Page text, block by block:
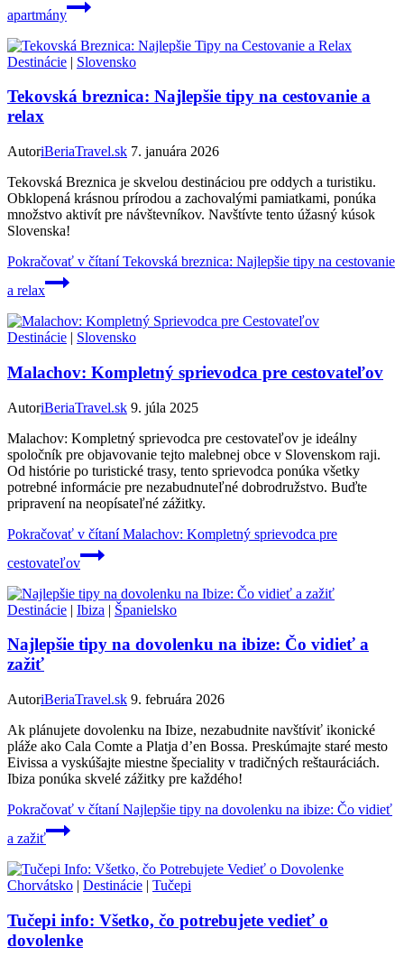
apartmány
Destinácie | Slovensko
Tekovská breznica: Najlepšie tipy na cestovanie a
relax
AutoriBeriaTravel.sk 7. januára 2026
Tekovská Breznica je skvelou destináciou pre oddych a turistiku.
Obklopená krásnou prírodou a zachovalými pamiatkami, ponúka
množstvo aktivít pre návštevníkov. Navštívte tento úžasný kúsok
Slovenska!
Pokračovať v čítaníTekovská breznica: Najlepšie tipy na cestovanie
a relax
Destinácie | Slovensko
Malachov: Kompletný sprievodca pre cestovateľov
AutoriBeriaTravel.sk 9. júla 2025
Malachov: Kompletný sprievodca pre cestovateľov je ideálny
spoločník pre objavovanie tejto malebnej obce v Slovenskom raji.
Od histórie po turistické trasy, tento sprievodca ponúka všetky
potrebné informácie pre nezabudnuteľné dobrodružstvo. Buďte
pripravení na neopísateľné zážitky.
Pokračovať v čítaníMalachov: Kompletný sprievodca pre
cestovateľov
Destinácie | Ibiza | Španielsko
Najlepšie tipy na dovolenku na ibize: Čo vidieť a
zažiť
AutoriBeriaTravel.sk 9. februára 2026
Ak plánujete dovolenku na Ibize, nezabudnite navštíviť ikonické
pláže ako Cala Comte a Platja d’en Bossa. Preskúmajte staré mesto
Eivissa a vyskúšajte miestne špeciality v tradičných reštauráciách.
Ibiza ponúka skvelé zážitky pre každého!
Pokračovať v čítaníNajlepšie tipy na dovolenku na ibize: Čo vidieť
a zažiť
Chorvátsko | Destinácie | Tučepi
Tučepi info: Všetko, čo potrebujete vedieť o
dovolenke